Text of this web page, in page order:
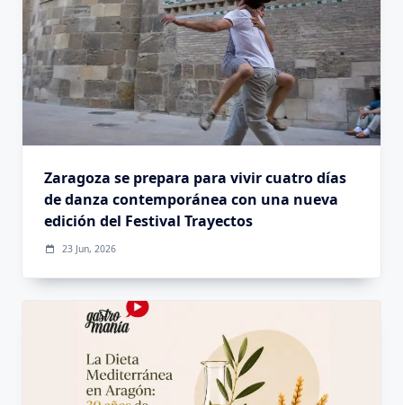
Zaragoza se prepara para vivir cuatro días
de danza contemporánea con una nueva
edición del Festival Trayectos
23 Jun, 2026